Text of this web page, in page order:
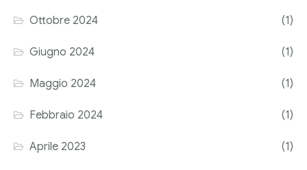
Ottobre 2024 (1)
Giugno 2024 (1)
Maggio 2024 (1)
Febbraio 2024 (1)
Aprile 2023 (1)